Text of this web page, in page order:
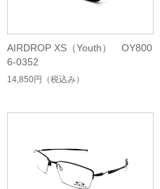
AIRDROP XS（Youth） OY800
6-0352
14,850円 （税込み）